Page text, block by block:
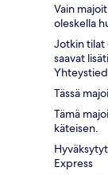
Vain
oleskella
Jotkin tilat
saavat
Tässä
Tämä
käteisen.
Express